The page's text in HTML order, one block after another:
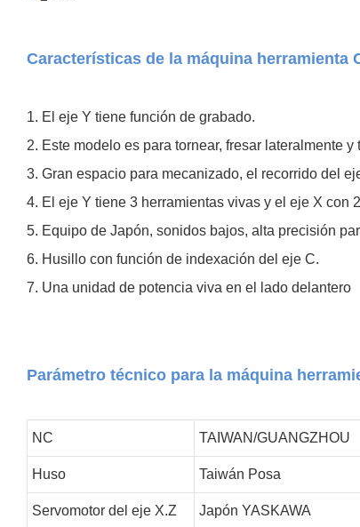
Características de la máquina herramienta
1. El eje Y tiene función de grabado.
2. Este modelo es para tornear, fresar lateralmente y
3. Gran espacio para mecanizado, el recorrido del
4. El eje Y tiene 3 herramientas vivas y el eje X con
5. Equipo de Japón, sonidos bajos, alta precisión
6. Husillo con función de indexación del eje C.
7. Una unidad de potencia viva en el lado delantero
Parámetro técnico para la máquina
NC TAIWAN/GUANGZHOU
Huso Taiwán Posa
Servomotor del eje X.Z Japón YASKAWA